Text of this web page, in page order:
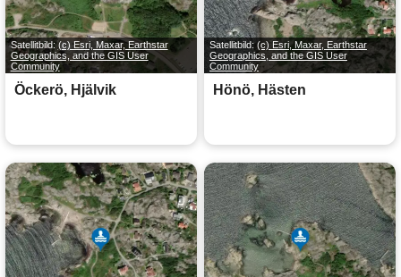
Satellitbild:(c) Esri, Maxar, Earthstar
Geographics, and the GIS User
Community
Öckerö, Hjälvik
Satellitbild:(c) Esri, Maxar, Earthstar
Geographics, and the GIS User
Community
Hönö, Hästen